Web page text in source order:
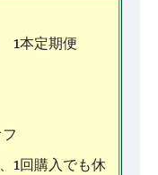
本定期便
1回購入でも休